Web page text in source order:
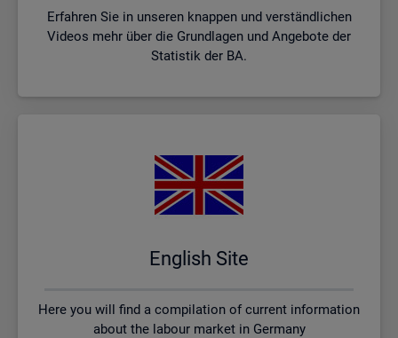
Erfahren Sie in unseren knappen und verständlichen
Videos mehr über die Grundlagen und Angebote der
Statistik der BA.
English Site
Here you will find a compilation of current information
about the labour market in Germany